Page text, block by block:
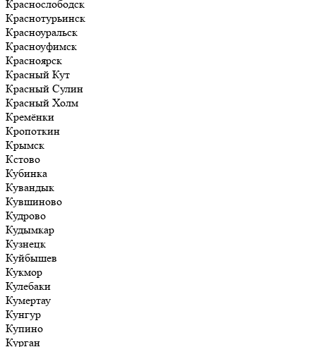
Краснослободск
Краснотурьинск
Красноуральск
Красноуфимск
Красноярск
Красный Кут
Красный Сулин
Красный Холм
Кремёнки
Кропоткин
Крымск
Кстово
Кубинка
Кувандык
Кувшиново
Кудрово
Кудымкар
Кузнецк
Куйбышев
Кукмор
Кулебаки
Кумертау
Кунгур
Купино
Курган